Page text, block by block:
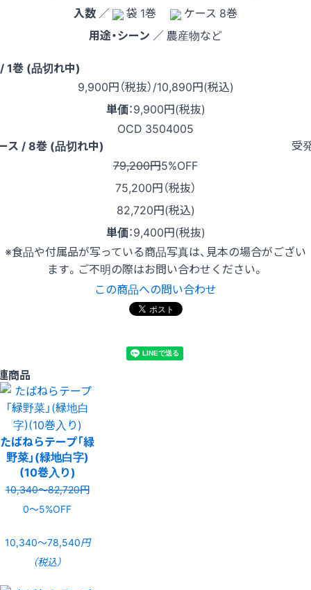
入数 ／ 袋 1巻
ケース 8巻
用途・シーン ／ 農産物など
1巻 (品切れ中)
9,900円（税抜）/10,890円(税込)
単価：9,900円(税抜)
OCD 3504005
ス / 8巻 (品切れ中)
受
79,200円5%OFF
75,200円（税抜）
82,720円(税込)
単価：9,400円(税抜)
※食品や付属品が写っている商品写真は、見本の場合がござい
ます。ご不明の際はお問い合わせください。
この商品への問い合わせ
商品
たばねらテープ「緑
野菜」(緑地白字)
(10巻入り)
10,340〜82,720円
0〜5%OFF
10,340〜78,540円
（税込）